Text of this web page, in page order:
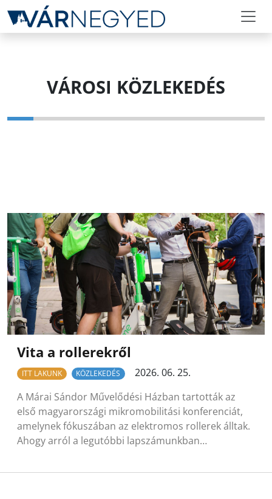
VÁROSI KÖZLEKEDÉS
Vita a rollerekről
ITT LAKUNK KÖZLEKEDÉS
2026. 06. 25.
A Márai Sándor Művelődési Házban tartották az
első magyarországi mikromobilitási konferenciát,
amelynek fókuszában az elektromos rollerek álltak.
Ahogy arról a legutóbbi lapszámunkban…